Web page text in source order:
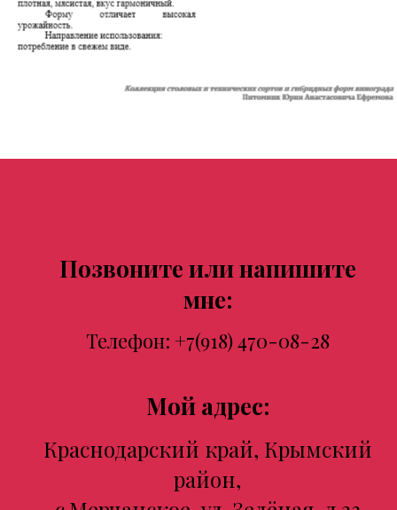
Позвоните или напишите
мне:
Телефон: +7(918) 470-08-28
Мой адрес:
Краснодарский край, Крымский
район,